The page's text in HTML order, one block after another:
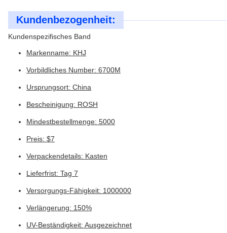
Kundenbezogenheit:
Kundenspezifisches Band
Markenname: KHJ
Vorbildliches Number: 6700M
Ursprungsort: China
Bescheinigung: ROSH
Mindestbestellmenge: 5000
Preis: $7
Verpackendetails: Kasten
Lieferfrist: Tag 7
Versorgungs-Fähigkeit: 1000000
Verlängerung: 150%
UV-Beständigkeit: Ausgezeichnet